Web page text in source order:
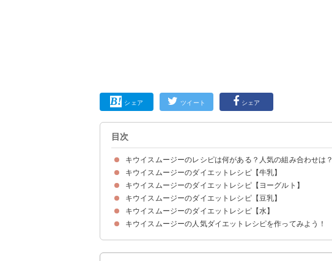
シェア ツイート シェア
目次
キウイスムージーのレシピは何がある？人気の組み合わせは？
キウイスムージーを飲む効果は？ダイエットできる？
キウイスムージーのダイエットレシピ【牛乳】
①キウイとバナナのスムージー
②キウイと小松菜のグリーンスムージー
③チアシード入りイチゴとキウイのスムージー
④キウイと甘酒のスムージー
⑤キウイとアボカドのスムージーボウル
⑥キウイと梨と小松菜のスムージー
キウイスムージーのダイエットレシピ【ヨーグルト】
①初心者でも美味しく作れるキウイとバナナのスムージー
②ブルーベリーとキウイのスムージー
③豆苗とキウイで作るグリーンスムージー
④腸活スムージー
⑤グレープフルーツとキウイのスムージー
キウイスムージーのダイエットレシピ【豆乳】
①キウイとフレーバー豆乳のスムージー
②アボカドとバナナとキウイの濃厚スムージー
③リンゴ酢とキウイとバナナで作る豆乳スムージー
④人参とゴールドキウイとバナナのスムージー
⑤キウイとキャベツのスムージー
キウイスムージーのダイエットレシピ【水】
①ほうれん草とキウイのグリーンスムージー
②パプリカとキウイのイエロースムージー
③キウイとゴーヤのスムージー
④牛乳なしで作るパイナップルとキウイのスムージー
⑤みかんとりんごとバナナの組み合わせで作るスムージー
⑥トマトと人参とキウイのスムージー
キウイスムージーの人気ダイエットレシピを作ってみよう！